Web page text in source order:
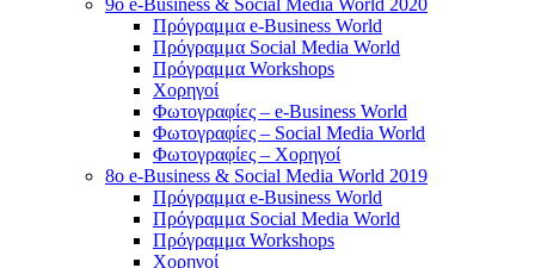
9o e-Business & Social Media World 2020
Πρόγραμμα e-Business World
Πρόγραμμα Social Media World
Πρόγραμμα Workshops
Χορηγοί
Φωτογραφίες – e-Business World
Φωτογραφίες – Social Media World
Φωτογραφίες – Χορηγοί
8o e-Business & Social Media World 2019
Πρόγραμμα e-Business World
Πρόγραμμα Social Media World
Πρόγραμμα Workshops
Χορηγοί